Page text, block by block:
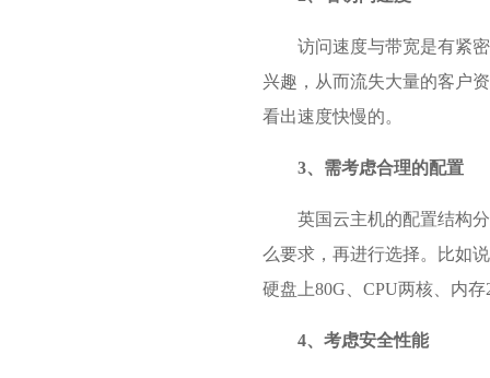
访问速度与带宽是有紧
兴趣，从而流失大量的客户
看出速度快慢的。
3、需考虑合理的配置
英国云主机的配置结构
么要求，再进行选择。比如
硬盘上80G、CPU两核、内
4、考虑安全性能